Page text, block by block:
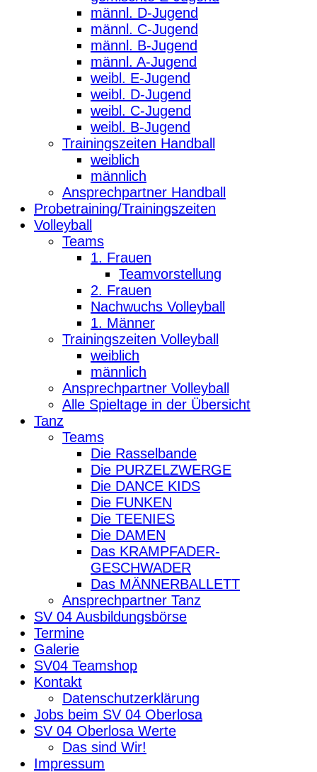
männl. D-Jugend
männl. C-Jugend
männl. B-Jugend
männl. A-Jugend
weibl. E-Jugend
weibl. D-Jugend
weibl. C-Jugend
weibl. B-Jugend
Trainingszeiten Handball
weiblich
männlich
Ansprechpartner Handball
Probetraining/Trainingszeiten
Volleyball
Teams
1. Frauen
Teamvorstellung
2. Frauen
Nachwuchs Volleyball
1. Männer
Trainingszeiten Volleyball
weiblich
männlich
Ansprechpartner Volleyball
Alle Spieltage in der Übersicht
Tanz
Teams
Die Rasselbande
Die PURZELZWERGE
Die DANCE KIDS
Die FUNKEN
Die TEENIES
Die DAMEN
Das KRAMPFADER-
GESCHWADER
Das MÄNNERBALLETT
Ansprechpartner Tanz
SV 04 Ausbildungsbörse
Termine
Galerie
SV04 Teamshop
Kontakt
Datenschutzerklärung
Jobs beim SV 04 Oberlosa
SV 04 Oberlosa Werte
Das sind Wir!
Impressum